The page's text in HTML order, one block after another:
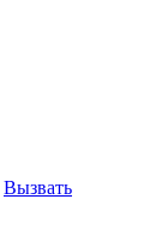
Вызвать